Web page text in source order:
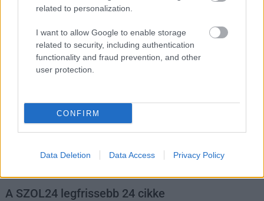
related to personalization.
I want to allow Google to enable storage
related to security, including authentication
functionality and fraud prevention, and other
user protection.
CONFIRM
Data Deletion Data Access Privacy Policy
Adja meg keresztnevét:
meg e-mail címét:
Megismertem és elfogadom a
Nem szeretne lemaradni semmiről? Csak egy kattintás, és hírlevelünk a
postaládájába érkezik!
A SZOL24 legfrissebb 24 cikke